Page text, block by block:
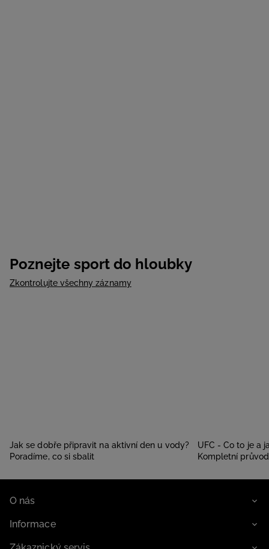
Poznejte sport do hloubky
Zkontrolujte všechny záznamy
Jak se dobře připravit na aktivní den u vody?
Poradíme, co si sbalit
UFC - Co to je a
Kompletní
O nás
Informace